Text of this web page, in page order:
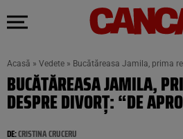
Acasă » Vedete » Bucătăreasa Jamila, prima
BUCĂTĂREASA JAMILA,
DESPRE DIVORȚ: “DE
DE:CRISTINA CRUCERU